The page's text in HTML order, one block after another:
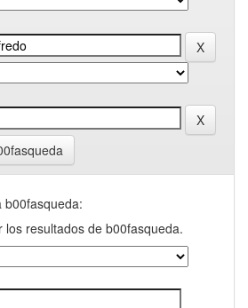
b00fasqueda:
los resultados de b00fasqueda.